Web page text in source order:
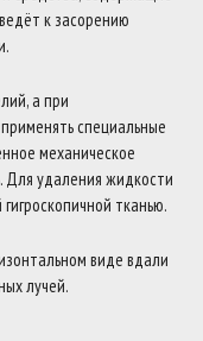
к засорению
а при
специальные
механическое
Для удаления жидкости
тканью.
виде вдали
лучей.